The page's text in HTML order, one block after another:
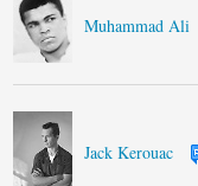
Muhammad Ali
Jack Kerouac